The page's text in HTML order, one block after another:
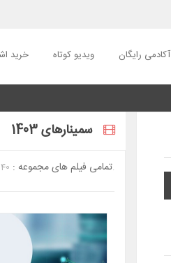
آکادمی رایگان ویدیو کوتاه خرید
سمینارهای 1403
تمامی فیلم های مجموعه :40 فیلم موجود است.